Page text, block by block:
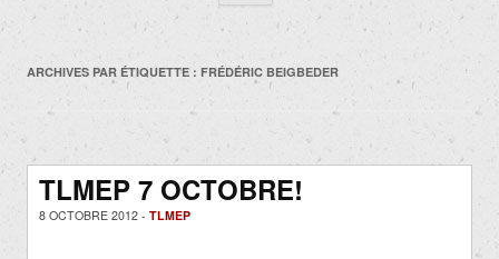
contenu
ARCHIVES PAR ÉTIQUETTE : FRÉDÉRIC BEIGBEDER
TLMEP 7 OCTOBRE!
8 OCTOBRE 2012 - TLMEP